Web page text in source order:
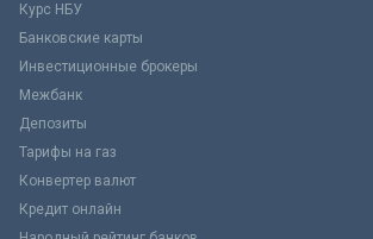
Курс НБУ
Банковские карты
Инвестиционные брокеры
Межбанк
Депозиты
Тарифы на газ
Конвертер валют
Кредит онлайн